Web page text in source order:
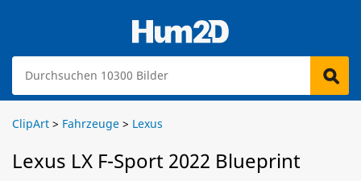
ClipArt > Fahrzeuge > Lexus
Lexus LX F-Sport 2022 Blueprint